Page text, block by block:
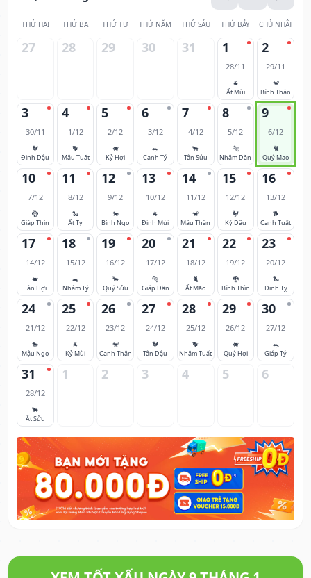
THỨ HAI THỨ BA THỨ TƯ THỨ NĂM THỨ SÁU THỨ BẢY CHỦ NHẬT
27 28 29 30 31 1
28/11
🐐
Ất Mùi
2
29/11
🐒
Bính Thân
3
30/11
🐓
Đinh Dậu
4
1/12
🐕
Mậu Tuất
5
2/12
🐖
Kỷ Hợi
6
3/12
🐀
Canh Tý
7
4/12
🐂
Tân Sửu
8
5/12
🐅
Nhâm Dần
9
6/12
🐈
Quý Mão
10
7/12
🐉
Giáp Thìn
11
8/12
🐍
Ất Tỵ
12
9/12
🐎
Bính Ngọ
13
10/12
🐐
Đinh Mùi
14
11/12
🐒
Mậu Thân
15
12/12
🐓
Kỷ Dậu
16
13/12
🐕
Canh Tuất
17
14/12
🐖
Tân Hợi
18
15/12
🐀
Nhâm Tý
19
16/12
🐂
Quý Sửu
20
17/12
🐅
Giáp Dần
21
18/12
🐈
Ất Mão
22
19/12
🐉
Bính Thìn
23
20/12
🐍
Đinh Tỵ
24
21/12
🐎
Mậu Ngọ
25
22/12
🐐
Kỷ Mùi
26
23/12
🐒
Canh Thân
27
24/12
🐓
Tân Dậu
28
25/12
🐕
Nhâm Tuất
29
26/12
🐖
Quý Hợi
30
27/12
🐀
Giáp Tý
31
28/12
🐂
Ất Sửu
1 2 3 4 5 6